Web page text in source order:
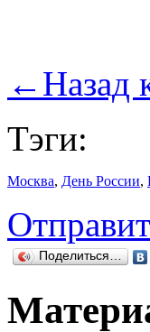
← Назад
Тэги:
Москва, День России,
Поделиться…